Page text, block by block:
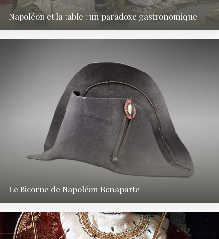
Napoléon et la table : un paradoxe gastronomique
Le Bicorne de Napoléon Bonaparte